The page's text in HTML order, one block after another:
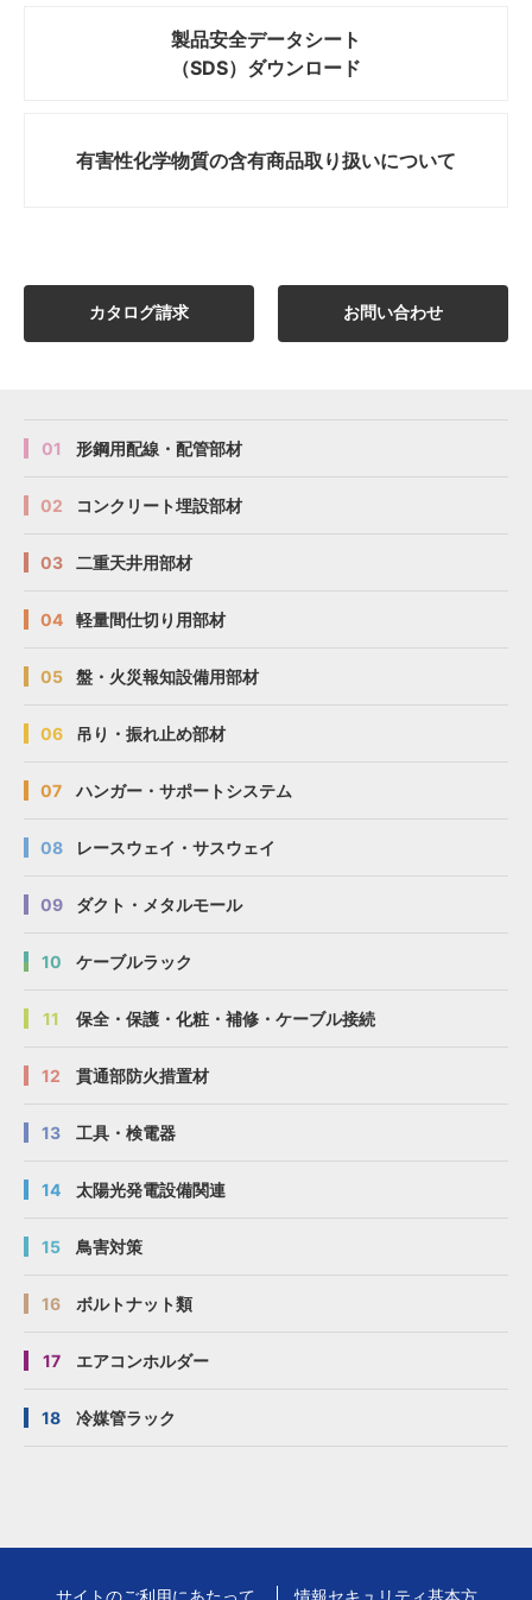
製品安全データシート
（SDS）ダウンロード
有害性化学物質の含有商品取り扱いについて
カタログ請求 お問い合わせ
01 形鋼用配線・配管部材
02 コンクリート埋設部材
03 二重天井用部材
04 軽量間仕切り用部材
05 盤・火災報知設備用部材
06 吊り・振れ止め部材
07 ハンガー・サポートシステム
08 レースウェイ・サスウェイ
09 ダクト・メタルモール
10 ケーブルラック
11 保全・保護・化粧・補修・ケーブル接続
12 貫通部防火措置材
13 工具・検電器
14 太陽光発電設備関連
15 鳥害対策
16 ボルトナット類
17 エアコンホルダー
18 冷媒管ラック
サイトのご利用にあたって 情報セキュリティ基本方